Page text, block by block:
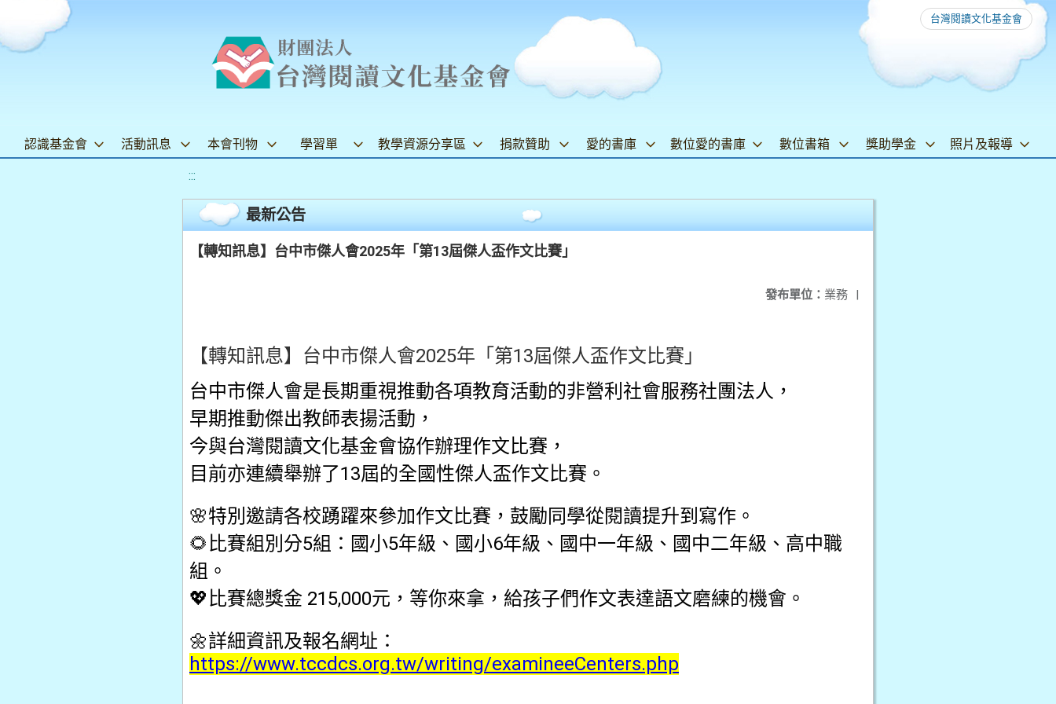
台灣閱讀文化基金會
認識基金會 活動訊息 本會刊物 學習單 教學資源分享區 捐款贊助 愛的書庫 數位愛的書庫 數位書箱 獎助學金 照片及報導
:::
最新公告
【轉知訊息】台中市傑人會2025年「第13屆傑人盃作文比賽」
發布單位： 業務 |
【轉知訊息】台中市傑人會2025年「第13屆傑人盃作文比賽」
台中市傑人會是長期重視推動各項教育活動的非營利社會服務社團法人，
早期推動傑出教師表揚活動，
今與台灣閱讀文化基金會協作辦理作文比賽，
目前亦連續舉辦了13屆的全國性傑人盃作文比賽。
🌸特別邀請各校踴躍來參加作文比賽，鼓勵同學從閱讀提升到寫作。
🌻比賽組別分5組：國小5年級、國小6年級、國中一年級、國中二年級、高中職
組。
💖比賽總獎金 215,000元，等你來拿，給孩子們作文表達語文磨練的機會。
🌼詳細資訊及報名網址：
https://www.tccdcs.org.tw/writing/examineeCenters.php